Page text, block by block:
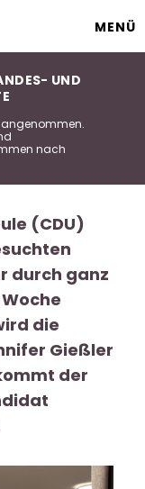
MENÜ
UND
angenommen.
nach
(CDU)
durch ganz
die
Gießler
der